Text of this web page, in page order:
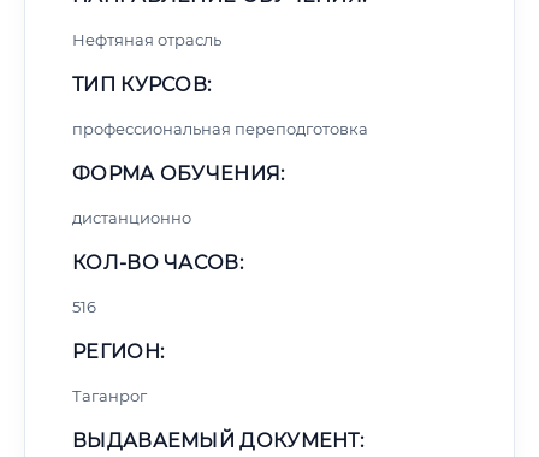
Нефтяная отрасль
ТИП КУРСОВ:
профессиональная переподготовка
ФОРМА ОБУЧЕНИЯ:
дистанционно
КОЛ-ВО ЧАСОВ:
516
РЕГИОН:
Таганрог
ВЫДАВАЕМЫЙ ДОКУМЕНТ: